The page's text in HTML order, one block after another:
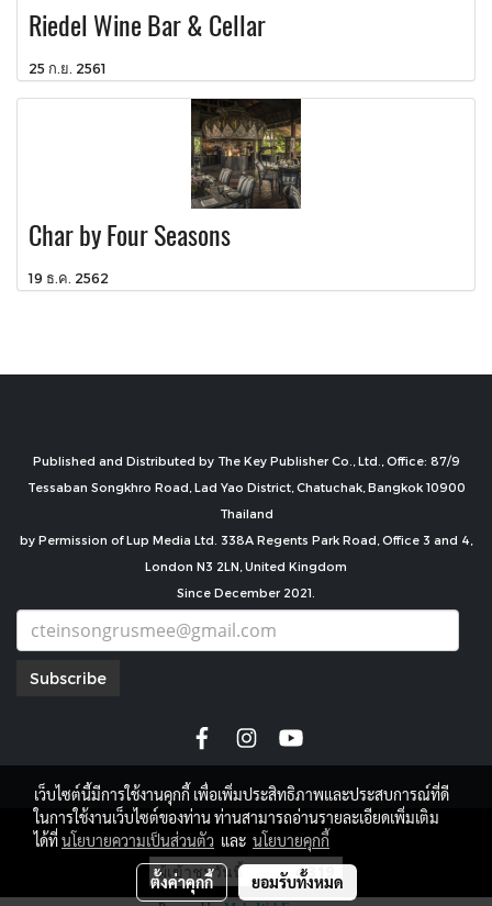
Riedel Wine Bar & Cellar
25 ก.ย. 2561
Char by Four Seasons
19 ธ.ค. 2562
Published and Distributed by The Key Publisher Co., Ltd., Office: 87/9
Tessaban Songkhro Road, Lad Yao District, Chatuchak, Bangkok 10900
Thailand
by Permission of Lup Media Ltd. 338A Regents Park Road, Office 3 and 4,
London N3 2LN, United Kingdom
Since December 2021.
Subscribe
copyright by
ผู้เข้าชมวันนี้
4,319
เว็บไซต์นี้มีการใช้งานคุกกี้ เพื่อเพิ่มประสิทธิภาพและประสบการณ์ที่ดี
ในการใช้งานเว็บไซต์ของท่าน ท่านสามารถอ่านรายละเอียดเพิ่มเติม
ได้ที่นโยบายความเป็นส่วนตัว และ นโยบายคุกกี้
ตั้งค่าคุกกี้ ยอมรับทั้งหมด